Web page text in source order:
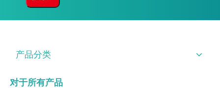
产品分类
对于所有产品